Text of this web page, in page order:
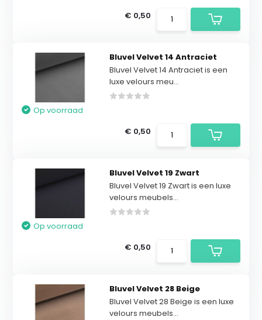
€ 0,50
Bluvel Velvet 14 Antraciet
Bluvel Velvet 14 Antraciet is een
luxe velours meu...
Op voorraad
€ 0,50
Bluvel Velvet 19 Zwart
Bluvel Velvet 19 Zwart is een luxe
velours meubels...
Op voorraad
€ 0,50
Bluvel Velvet 28 Beige
Bluvel Velvet 28 Beige is een luxe
velours meubels...